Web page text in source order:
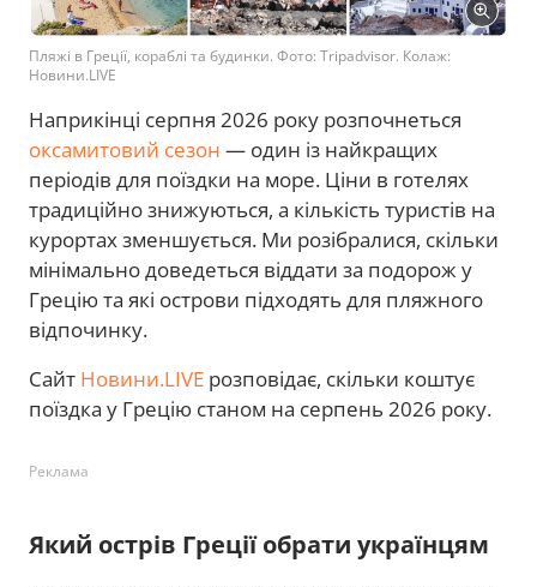
Пляжі в Греції, кораблі та будинки. Фото: Tripadvisor. Колаж:
Новини.LIVE
Наприкінці серпня 2026 року розпочнеться
оксамитовий сезон — один із найкращих
періодів для поїздки на море. Ціни в готелях
традиційно знижуються, а кількість туристів на
курортах зменшується. Ми розібралися, скільки
мінімально доведеться віддати за подорож у
Грецію та які острови підходять для пляжного
відпочинку.
Сайт Новини.LIVE розповідає, скільки коштує
поїздка у Грецію станом на серпень 2026 року.
Реклама
Який острів Греції обрати українцям